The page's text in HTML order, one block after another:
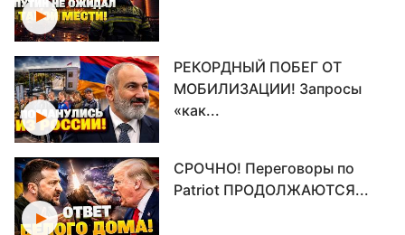
РЕКОРДНЫЙ ПОБЕГ ОТ
МОБИЛИЗАЦИИ! Запросы
«как...
СРОЧНО! Переговоры по
Patriot ПРОДОЛЖАЮТСЯ...